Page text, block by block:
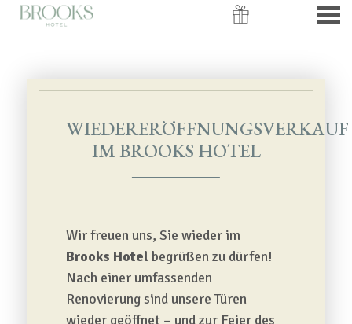
WIEDERERÖFFNUNGSVERKAUF
IM BROOKS HOTEL
Wir freuen uns, Sie wieder im
Brooks Hotel begrüßen zu dürfen!
Nach einer umfassenden
Renovierung sind unsere Türen
wieder geöffnet – und zur Feier des